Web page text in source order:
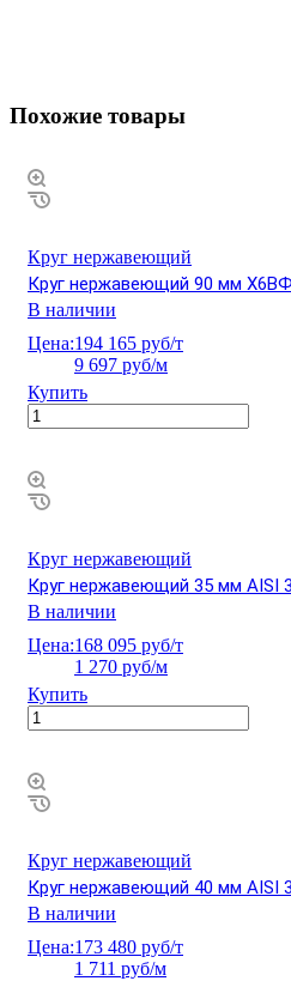
Похожие товары
Круг нержавеющий
Круг нержавеющий 90 мм Х6ВФ
В наличии
Цена:194 165 руб/т
9 697 руб/м
Купить
Круг нержавеющий
Круг нержавеющий 35 мм AISI
В наличии
Цена:168 095 руб/т
1 270 руб/м
Купить
Круг нержавеющий
Круг нержавеющий 40 мм AISI
В наличии
Цена:173 480 руб/т
1 711 руб/м